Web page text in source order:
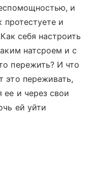
и
протестуете и
себя настроить
натсроем и с
пережить? И что
это переживать,
и через свои
ей уйти